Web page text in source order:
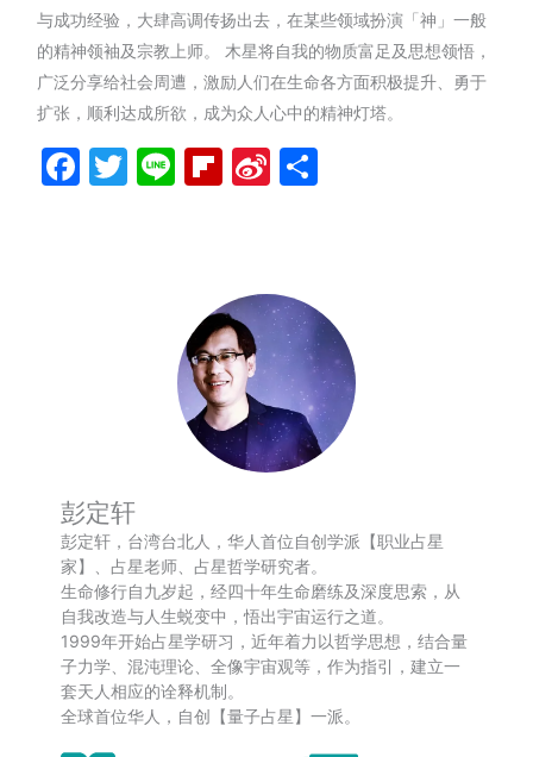
与成功经验，大肆高调传扬出去，在某些领域扮演「神」一般
的精神领袖及宗教上师。 木星将自我的物质富足及思想领悟，
广泛分享给社会周遭，激励人们在生命各方面积极提升、勇于
扩张，顺利达成所欲，成为众人心中的精神灯塔。
Facebook
Twitter
LineFlipboard
Sina
彭定轩
彭定轩，台湾台北人，华人首位自创学派【职业占星
家】、占星老师、占星哲学研究者。
生命修行自九岁起，经四十年生命磨练及深度思索，从
自我改造与人生蜕变中，悟出宇宙运行之道。
1999年开始占星学研习，近年着力以哲学思想，结合量
子力学、混沌理论、全像宇宙观等，作为指引，建立一
套天人相应的诠释机制。
全球首位华人，自创【量子占星】一派。